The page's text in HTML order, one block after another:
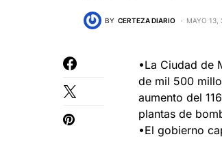
BY CERTEZA DIARIO MAYO 13,
•La Ciudad de
de mil 500
aumento del
plantas de
•El gobierno